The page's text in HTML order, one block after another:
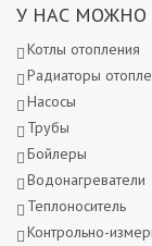
У НАС МОЖНО
Котлы отопления
Радиаторы
Насосы
Трубы
Бойлеры
Водонагреватели
Теплоноситель
Контрольно-